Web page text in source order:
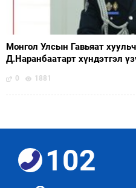
Монгол Улсын Гавьяат
Д.Наранбаатарт хүндэтгэл
0 1881
102